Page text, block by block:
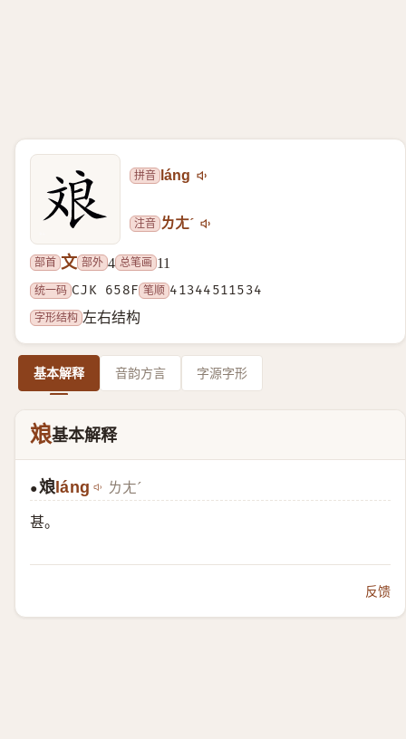
拼音 láng
注音 ㄌㄤˊ
部首 文 部外 4 总笔画 11
统一码 CJK 658F 笔顺 41344511534
字形结构 左右结构
基本解释 音韵方言 字源字形
斏基本解释
●斏 láng ㄌㄤˊ
甚。
反馈